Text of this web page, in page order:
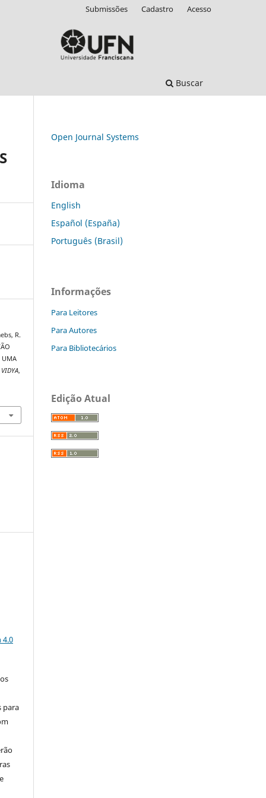
Buscar
Submissões Cadastro Acesso
R.
UMA
VIDYA,
4.0
para
Open Journal Systems
Idioma
English
Español (España)
Português (Brasil)
Informações
Para Leitores
Para Autores
Para Bibliotecários
Edição Atual